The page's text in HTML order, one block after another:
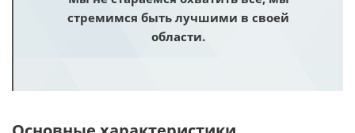
стремимся быть лучшими в своей
области.